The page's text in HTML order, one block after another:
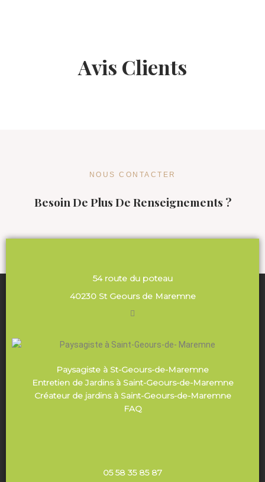
Avis Clients
NOUS CONTACTER
Besoin De Plus De Renseignements ?
54 route du poteau
40230 St Geours de Maremne
Paysagiste à St-Geours-de-Maremne
Entretien de Jardins à Saint-Geours-de-Maremne
Créateur de jardins à Saint-Geours-de-Maremne
FAQ
05 58 35 85 87